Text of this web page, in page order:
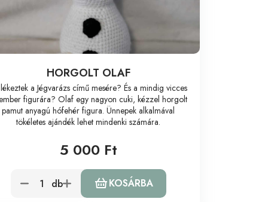
HORGOLT OLAF
a Jégvarázs című mesére? És a mindig vicces
figurára? Olaf egy nagyon cuki, kézzel horgolt
pamut anyagú hófehér figura. Ünnepek alkalmával
tökéletes ajándék lehet mindenki számára.
5 000 Ft
db KOSÁRBA